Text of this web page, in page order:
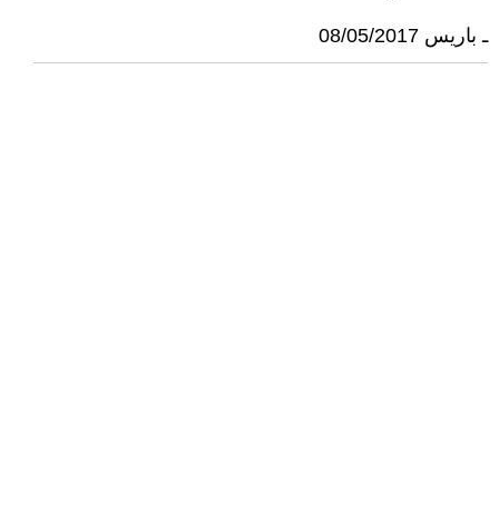
ـ باريس 08/05/2017